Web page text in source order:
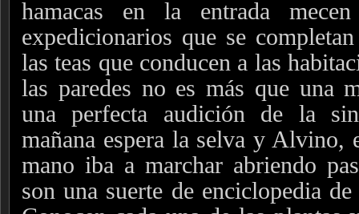
hamacas en la entrada
expedicionarios que se
las teas que conducen a las
las paredes no es más que una
una perfecta audición de la
mañana espera la selva y Alvino,
mano iba a marchar abriendo
son una suerte de enciclopedia